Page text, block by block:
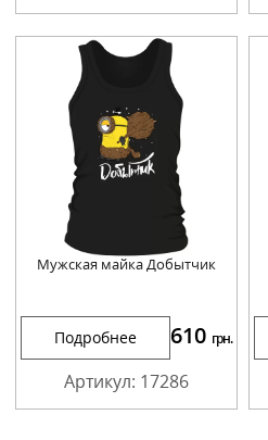
Мужская майка Добытчик
Подробнее 610 грн.
Артикул: 17286